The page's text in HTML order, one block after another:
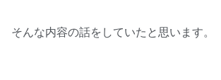
そんな内容の話をしていたと思います。